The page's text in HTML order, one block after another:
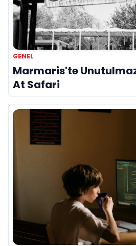
GENEL
Marmaris'te
At Safari